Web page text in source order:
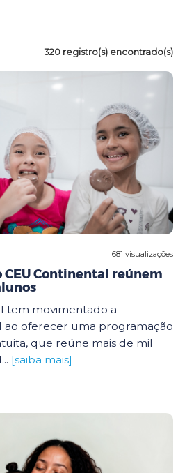
320 registro(s) encontrado(s)
681 visualizações
CEU Continental reúnem
tem movimentado a
ao oferecer uma programação
que reúne mais de mil
[saiba mais]